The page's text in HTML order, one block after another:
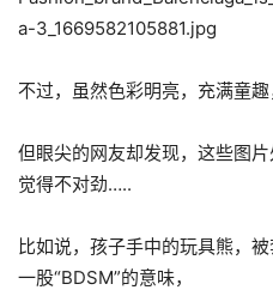
不过，虽然色彩明亮，充满童趣
但眼尖的网友却发现，这些图
觉得不对劲…..
比如说，孩子手中的玩具熊，
一股“BDSM”的意味，